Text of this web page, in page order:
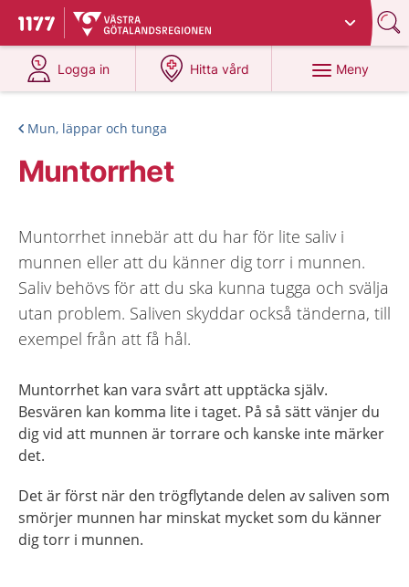
Till startsidan för 1177
Du har valt region
Logga in
på 1177.se
Hitta vård
på 1177.se
Meny
Mun, läppar och tunga
Muntorrhet
Muntorrhet innebär att du har för lite saliv i
munnen eller att du känner dig torr i munnen.
Saliv behövs för att du ska kunna tugga och svälja
utan problem. Saliven skyddar också tänderna, till
exempel från att få hål.
Muntorrhet kan vara svårt att upptäcka själv.
Besvären kan komma lite i taget. På så sätt vänjer du
dig vid att munnen är torrare och kanske inte märker
det.
Det är först när den trögflytande delen av saliven som
smörjer munnen har minskat mycket som du känner
dig torr i munnen.